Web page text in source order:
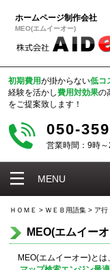
ホームページ制作会社
MEO(エムイーオー)
初期費用が掛からない低コ
経験を活かし費用対効果の
をご提案致します！
050-
営業時間：9時～
MENU
ＨＯＭＥ > ＷＥＢ用語集 > ア行
MEO(エムイー
MEO(エムイーオー)とは、